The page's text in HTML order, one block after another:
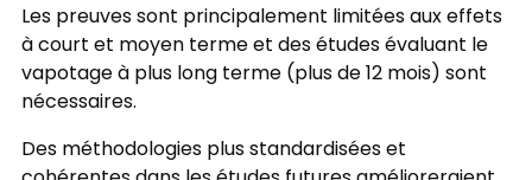
Les preuves sont principalement limitées aux effets
à court et moyen terme et des études évaluant le
vapotage à plus long terme (plus de 12 mois) sont
nécessaires.
Des méthodologies plus standardisées et